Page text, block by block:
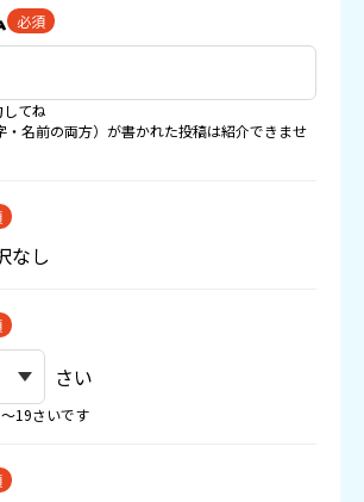
必須
てね
名前の両方）が書かれた投稿は紹介できませ
なし
さい
19さいです